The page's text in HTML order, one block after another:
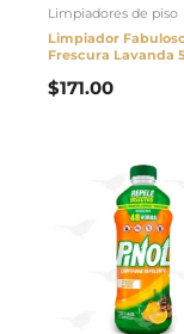
Limpiadores de piso
Limpiador
Frescura Lavanda
$171.00